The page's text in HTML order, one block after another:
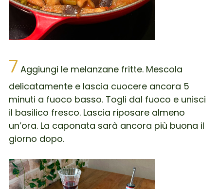
7 Aggiungi le melanzane fritte. Mescola
delicatamente e lascia cuocere ancora 5
minuti a fuoco basso. Togli dal fuoco e unisci
il basilico fresco. Lascia riposare almeno
un’ora. La caponata sarà ancora più buona il
giorno dopo.